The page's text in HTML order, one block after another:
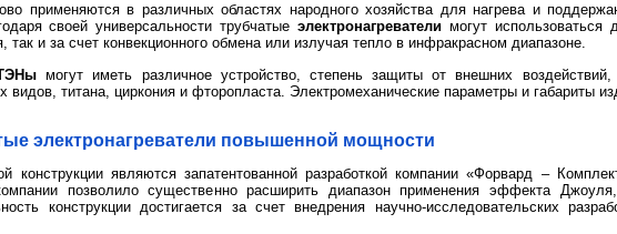
применяются в различных областях народного хозяйства для нагрева и
своей универсальности трубчатыеэлектронагреватели могут использоваться
и за счет конвекционного обмена или излучая тепло в инфракрасном диапазоне.
могут иметь различное устройство, степень защиты от внешних
видов, титана, циркония и фторопласта. Электромеханические параметры и габариты
электронагреватели повышенной мощности
конструкции являются запатентованной разработкой компании «Форвард –
позволило существенно расширить диапазон применения эффекта
конструкции достигается за счет внедрения научно-исследовательских